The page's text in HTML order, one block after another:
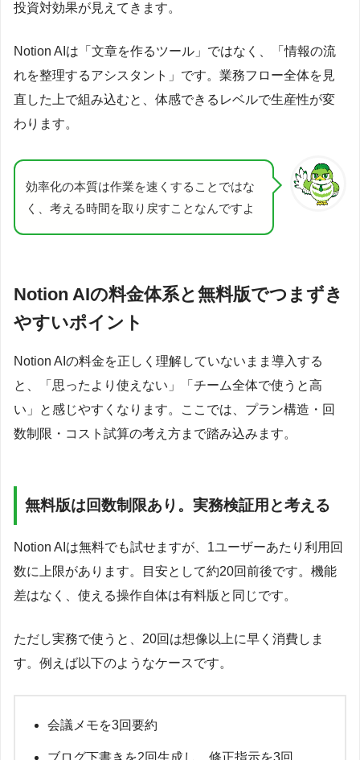
投資対効果が見えてきます。
Notion AIは「文章を作るツール」ではなく、「情報の流
れを整理するアシスタント」です。業務フロー全体を見
直した上で組み込むと、体感できるレベルで生産性が変
わります。
効率化の本質は作業を速くすることではな
く、考える時間を取り戻すことなんですよ
Notion AIの料金体系と無料版でつまずき
やすいポイント
Notion AIの料金を正しく理解していないまま導入する
と、「思ったより使えない」「チーム全体で使うと高
い」と感じやすくなります。ここでは、プラン構造・回
数制限・コスト試算の考え方まで踏み込みます。
無料版は回数制限あり。実務検証用と考える
Notion AIは無料でも試せますが、1ユーザーあたり利用回
数に上限があります。目安として約20回前後です。機能
差はなく、使える操作自体は有料版と同じです。
ただし実務で使うと、20回は想像以上に早く消費しま
す。例えば以下のようなケースです。
会議メモを3回要約